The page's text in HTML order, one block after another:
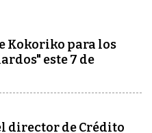
Kokoriko para los
este 7 de
director de Crédito